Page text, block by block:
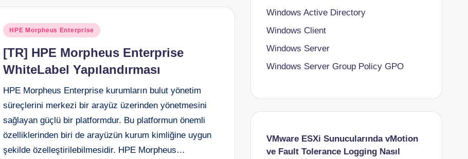
Posted
HPE Morpheus Enterprise
[TR] HPE Morpheus Enterprise
WhiteLabel Yapılandırması
HPE Morpheus Enterprise kurumların bulut yönetim
süreçlerini merkezi bir arayüz üzerinden yönetmesini
sağlayan güçlü bir platformdur. Bu platformun önemli
özelliklerinden biri de arayüzün kurum kimliğine uygun
şekilde özelleştirilebilmesidir. HPE Morpheus…
Windows Active Directory
Windows Client
Windows Server
Windows Server Group Policy GPO
VMware ESXi Sunucularında vMotion
ve Fault Tolerance Logging Nasıl